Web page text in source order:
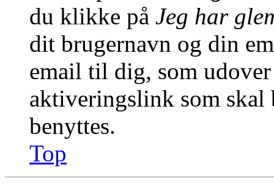
du klikke på Jeg har
dit brugernavn og din
email til dig, som
aktiveringslink som skal
benyttes.
Top